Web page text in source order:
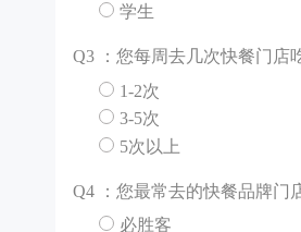
学生
Q3 ：您每周去几次快餐门店
1-2次
3-5次
5次以上
Q4 ：您最常去的快餐品牌门
必胜客